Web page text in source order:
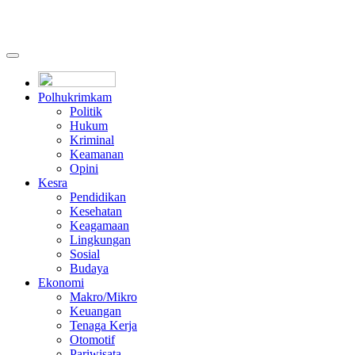
Polhukrimkam
Politik
Hukum
Kriminal
Keamanan
Opini
Kesra
Pendidikan
Kesehatan
Keagamaan
Lingkungan
Sosial
Budaya
Ekonomi
Makro/Mikro
Keuangan
Tenaga Kerja
Otomotif